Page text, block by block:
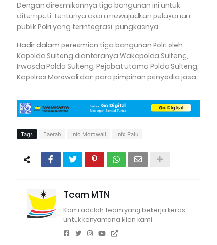
Dengan diresmikannya tiga bangunan ini untuk
ditempati, tentunya akan mewujudkan pelayanan
publik Polri yang terintegrasi, pungkasnya
Hadir dalam peresmian tiga bangunan Polri oleh
Kapolda Sulteng diantaranya Wakapolda Sulteng,
Irwasda Polda Sulteng, Pejabat utama Polda Sulteng,
Kapolres Morowali dan para pimpinan penyedia jasa.
Tags Daerah Info Morowali Info Palu
Team MTN
Kami adalah team yang bekerja keras
untuk kenyamana klien kami